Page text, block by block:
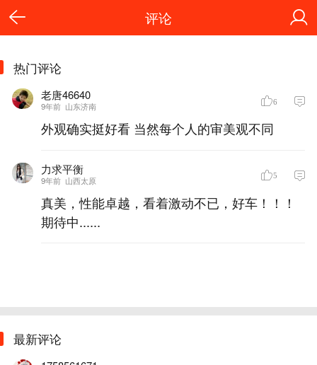
评论
热门评论
老唐46640
9年前 山东济南 6
外观确实挺好看 当然每个人的审美观不同
力求平衡
9年前 山西太原 5
真美，性能卓越，看着激动不已，好车！！！
期待中......
最新评论